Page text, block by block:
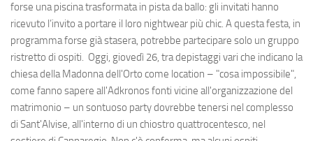
forse una piscina trasformata in pista da ballo: gli invitati hanno
ricevuto l’invito a portare il loro nightwear più chic. A questa festa, in
programma forse già stasera, potrebbe partecipare solo un gruppo
ristretto di ospiti. Oggi, giovedì 26, tra depistaggi vari che indicano la
chiesa della Madonna dell'Orto come location – "cosa impossibile",
come fanno sapere all'Adkronos fonti vicine all'organizzazione del
matrimonio – un sontuoso party dovrebbe tenersi nel complesso
di Sant'Alvise, all'interno di un chiostro quattrocentesco, nel